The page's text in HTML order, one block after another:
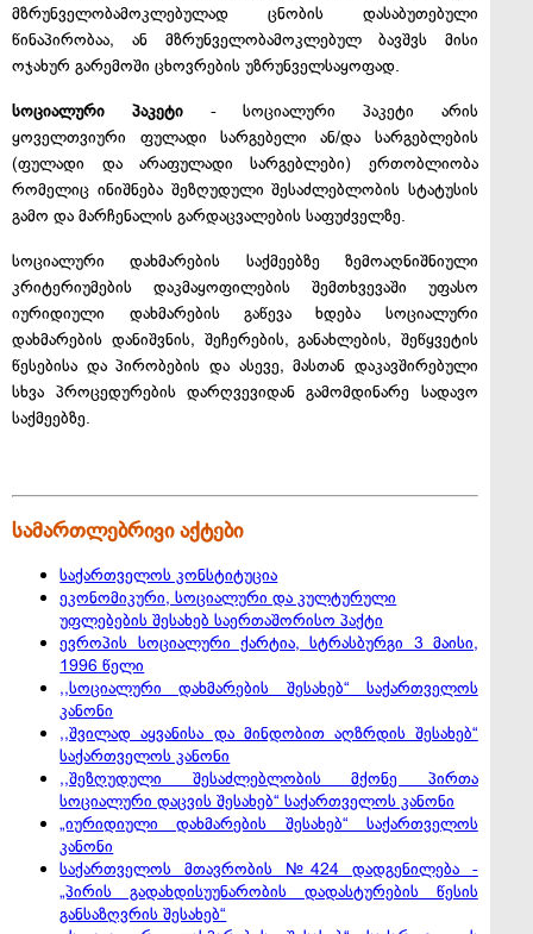
მზრუნველობამოკლებულად ცნობის დასაბუთებული
წინაპირობაა, ან მზრუნველობამოკლებულ ბავშვს მისი
ოჯახურ გარემოში ცხოვრების უზრუნველსაყოფად.
სოციალური პაკეტი - სოციალური პაკეტი არის
ყოველთვიური ფულადი სარგებელი ან/და სარგებლების
(ფულადი და არაფულადი სარგებლები) ერთობლიობა
რომელიც ინიშნება შეზღუდული შესაძლებლობის სტატუსის
გამო და მარჩენალის გარდაცვალების საფუძველზე.
სოციალური დახმარების საქმეებზე ზემოაღნიშნიული
კრიტერიუმების დაკმაყოფილების შემთხვევაში უფასო
იურიდიული დახმარების გაწევა ხდება სოციალური
დახმარების დანიშვნის, შეჩერების, განახლების, შეწყვეტის
წესებისა და პირობების და ასევე, მასთან დაკავშირებული
სხვა პროცედურების დარღვევიდან გამომდინარე სადავო
საქმეებზე.
სამართლებრივი აქტები
საქართველოს კონსტიტუცია
ეკონომიკური, სოციალური და კულტურული
უფლებების შესახებ საერთაშორისო პაქტი
ევროპის სოციალური ქარტია, სტრასბურგი 3 მაისი,
1996 წელი
,,სოციალური დახმარების შესახებ“ საქართველოს
კანონი
,,შვილად აყვანისა და მინდობით აღზრდის შესახებ“
საქართველოს კანონი
,,შეზღუდული შესაძლებლობის მქონე პირთა
სოციალური დაცვის შესახებ“ საქართველოს კანონი
„იურიდიული დახმარების შესახებ“ საქართველოს
კანონი
საქართველოს მთავრობის №424 დადგენილება -
„პირის გადახდისუუნარობის დადასტურების წესის
განსაზღვრის შესახებ“